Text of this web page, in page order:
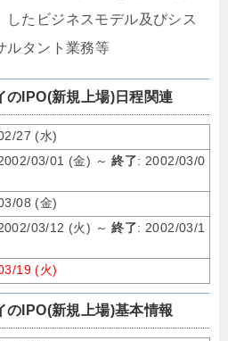
したビジネスモデル及びシス
ルタント業務等
のIPO(新規上場)日程関連
27 (水)
03/01 (金) ～終了: 2002/03/0
08 (金)
03/12 (火) ～終了: 2002/03/1
19 (火)
のIPO(新規上場)基本情報